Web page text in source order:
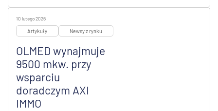
10 lutego 2026
Artykuły Newsy z rynku
OLMED wynajmuje
9500 mkw. przy
wsparciu
doradczym AXI
IMMO